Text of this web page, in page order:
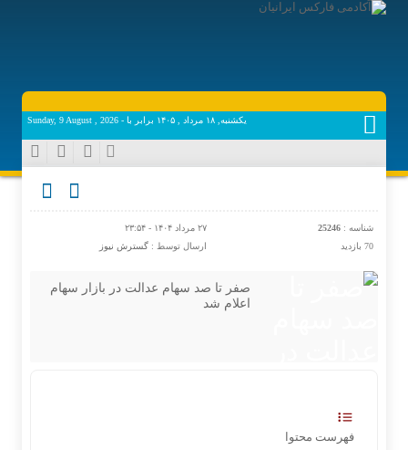
یکشنبه, ۱۸ مرداد , ۱۴۰۵ برابر با - Sunday, 9 August , 2026
شناسه : 25246
۲۷ مرداد ۱۴۰۴ - ۲۳:۵۴
70 بازدید
ارسال توسط :گسترش نیوز
صفر تا صد سهام عدالت در بازار سهام
اعلام شد
فهرست محتوا